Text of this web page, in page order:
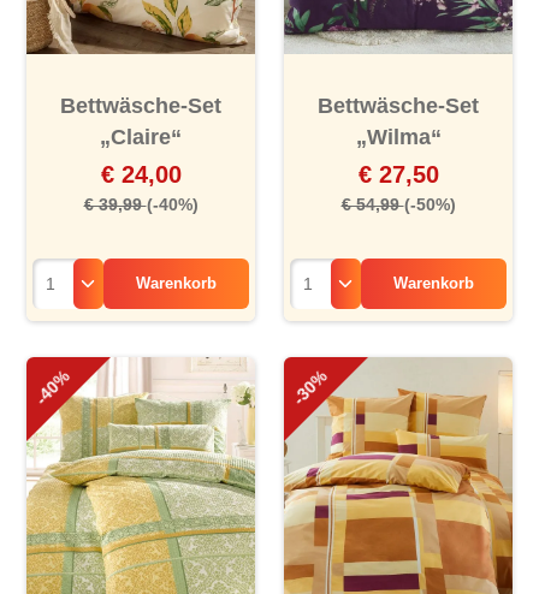
Bettwäsche-Set
„Claire“
€ 24,00
€ 39,99(-40%)
Warenkorb
Bettwäsche-Set
„Wilma“
€ 27,50
€ 54,99(-50%)
Warenkorb
-40% -30%